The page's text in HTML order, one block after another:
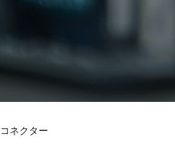
コネクター